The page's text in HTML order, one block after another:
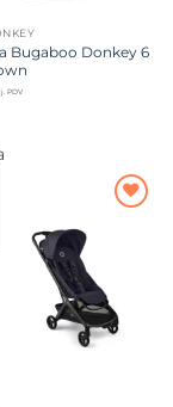
Bugaboo Donkey 6
PDV